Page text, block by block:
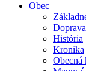
Obec
História
Kronika
Obecná